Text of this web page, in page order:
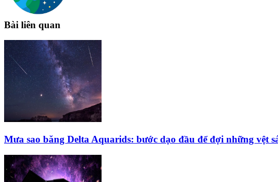
Bài liên quan
Mưa sao băng Delta Aquarids: bước dạo đầu để đợi những vệt